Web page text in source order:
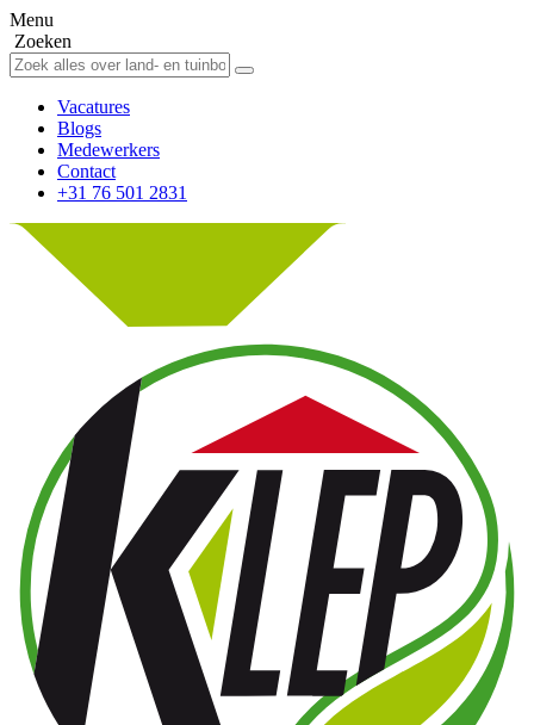
Menu
Zoeken
Vacatures
Blogs
Medewerkers
Contact
+31 76 501 2831